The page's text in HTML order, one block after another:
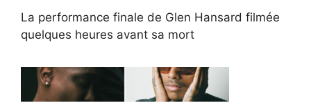
La performance finale de Glen Hansard filmée
quelques heures avant sa mort